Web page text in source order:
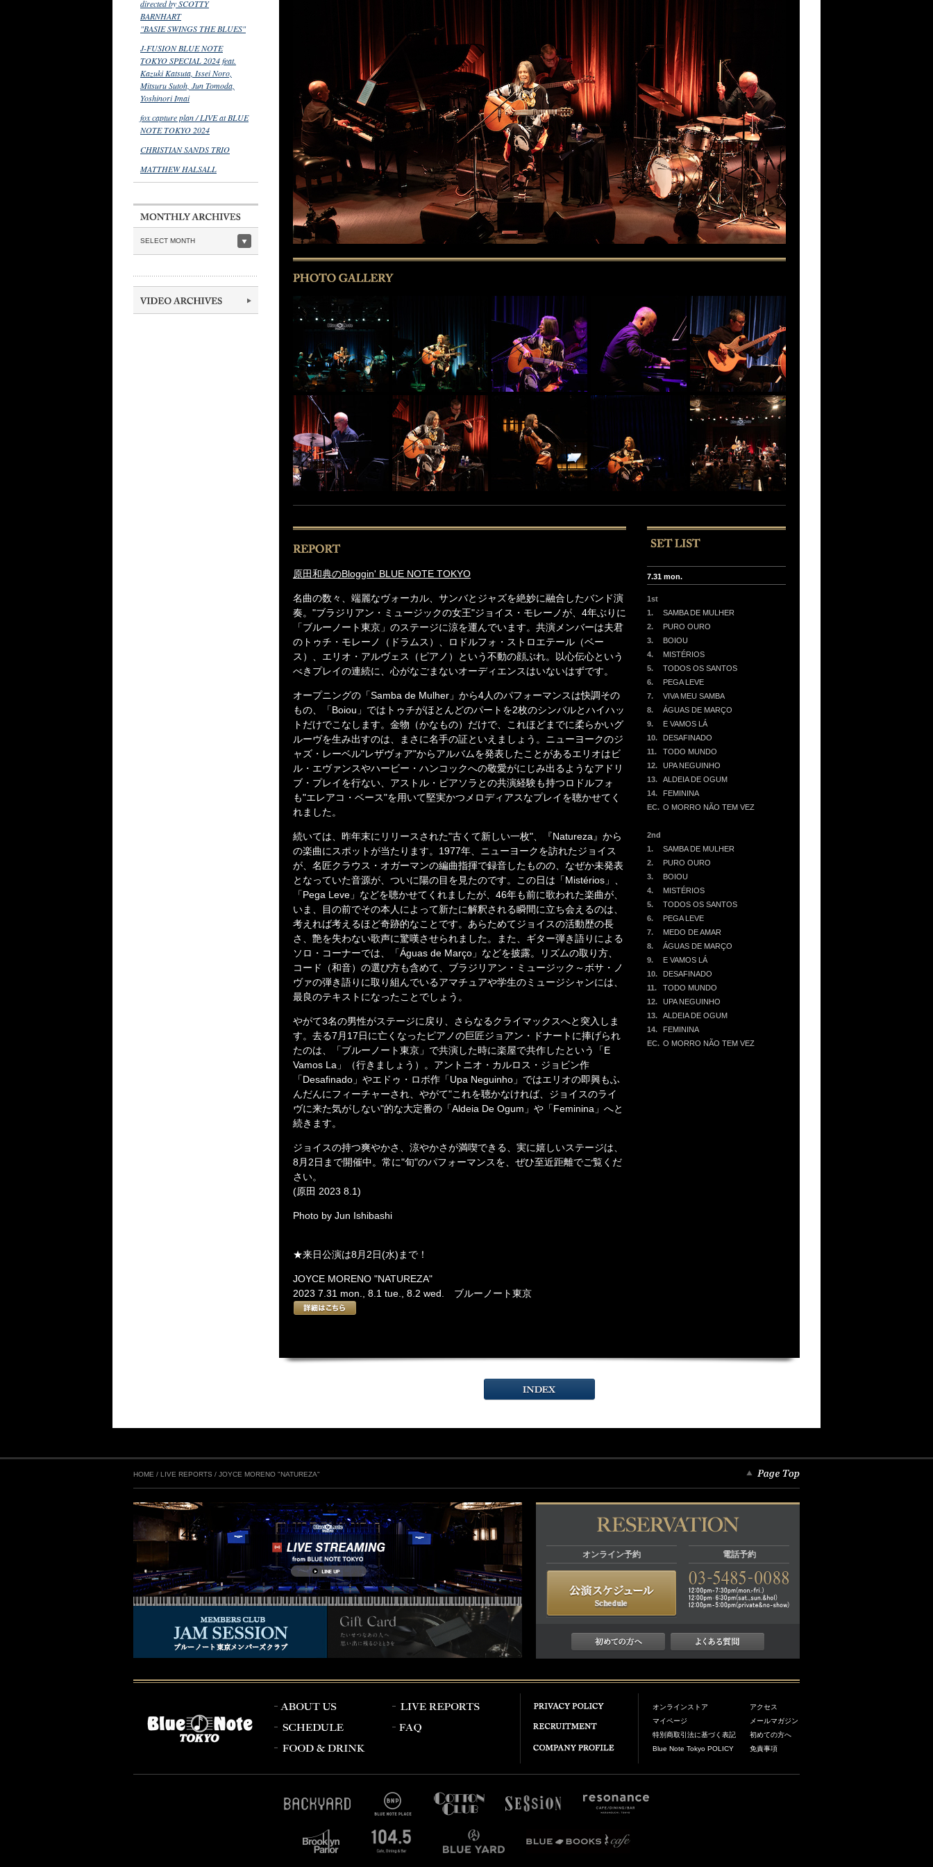
directed by SCOTTY
BARNHART
"BASIE SWINGS THE BLUES"
J-FUSION BLUE NOTE
TOKYO SPECIAL 2024 feat.
Kazuki Katsuta, Issei Noro,
Mitsuru Sutoh, Jun Tomoda,
Yoshinori Imai
fox capture plan / LIVE at BLUE
NOTE TOKYO 2024
CHRISTIAN SANDS TRIO
MATTHEW HALSALL
SELECT MONTH
原田和典のBloggin' BLUE NOTE TOKYO
名曲の数々、端麗なヴォーカル、サンバとジャズを絶妙に融合したバンド演
奏。"ブラジリアン・ミュージックの女王"ジョイス・モレーノが、4年ぶりに
「ブルーノート東京」のステージに涼を運んでいます。共演メンバーは夫君
のトゥチ・モレーノ（ドラムス）、ロドルフォ・ストロエテール（ベー
ス）、エリオ・アルヴェス（ピアノ）という不動の顔ぶれ。以心伝心という
べきプレイの連続に、心がなごまないオーディエンスはいないはずです。
オープニングの「Samba de Mulher」から4人のパフォーマンスは快調その
もの、「Boiou」ではトゥチがほとんどのパートを2枚のシンバルとハイハッ
トだけでこなします。金物（かなもの）だけで、これほどまでに柔らかいグ
ルーヴを生み出すのは、まさに名手の証といえましょう。ニューヨークのジ
ャズ・レーベル"レザヴォア"からアルバムを発表したことがあるエリオはビ
ル・エヴァンスやハービー・ハンコックへの敬愛がにじみ出るようなアドリ
ブ・プレイを行ない、アストル・ピアソラとの共演経験も持つロドルフォ
も"エレアコ・ベース"を用いて堅実かつメロディアスなプレイを聴かせてく
れました。
続いては、昨年末にリリースされた"古くて新しい一枚"、『Natureza』から
の楽曲にスポットが当たります。1977年、ニューヨークを訪れたジョイス
が、名匠クラウス・オガーマンの編曲指揮で録音したものの、なぜか未発表
となっていた音源が、ついに陽の目を見たのです。この日は「Mistérios」、
「Pega Leve」などを聴かせてくれましたが、46年も前に歌われた楽曲が、
いま、目の前でその本人によって新たに解釈される瞬間に立ち会えるのは、
考えれば考えるほど奇跡的なことです。あらためてジョイスの活動歴の長
さ、艶を失わない歌声に驚嘆させられました。また、ギター弾き語りによる
ソロ・コーナーでは、「Águas de Março」などを披露。リズムの取り方、
コード（和音）の選び方も含めて、ブラジリアン・ミュージック～ボサ・ノ
ヴァの弾き語りに取り組んでいるアマチュアや学生のミュージシャンには、
最良のテキストになったことでしょう。
やがて3名の男性がステージに戻り、さらなるクライマックスへと突入しま
す。去る7月17日に亡くなったピアノの巨匠ジョアン・ドナートに捧げられ
たのは、「ブルーノート東京」で共演した時に楽屋で共作したという「E
Vamos La」（行きましょう）。アントニオ・カルロス・ジョビン作
「Desafinado」やエドゥ・ロボ作「Upa Neguinho」ではエリオの即興もふ
んだんにフィーチャーされ、やがて"これを聴かなければ、ジョイスのライ
ヴに来た気がしない"的な大定番の「Aldeia De Ogum」や「Feminina」へと
続きます。
ジョイスの持つ爽やかさ、涼やかさが満喫できる、実に嬉しいステージは、
8月2日まで開催中。常に"旬"のパフォーマンスを、ぜひ至近距離でご覧くだ
さい。
(原田 2023 8.1)
Photo by Jun Ishibashi
★来日公演は8月2日(水)まで！
JOYCE MORENO "NATUREZA"
2023 7.31 mon., 8.1 tue., 8.2 wed. ブルーノート東京
7.31 mon.
1st
1.
SAMBA DE MULHER
2.
PURO OURO
3.
BOIOU
4.
MISTÉRIOS
5.
TODOS OS SANTOS
6.
PEGA LEVE
7.
VIVA MEU SAMBA
8.
ÁGUAS DE MARÇO
9.
E VAMOS LÁ
10.
DESAFINADO
11.
TODO MUNDO
12.
UPA NEGUINHO
13.
ALDEIA DE OGUM
14.
FEMININA
EC. O MORRO NÃO TEM VEZ
2nd
1.
SAMBA DE MULHER
2.
PURO OURO
3.
BOIOU
4.
MISTÉRIOS
5.
TODOS OS SANTOS
6.
PEGA LEVE
7.
MEDO DE AMAR
8.
ÁGUAS DE MARÇO
9.
E VAMOS LÁ
10.
DESAFINADO
11.
TODO MUNDO
12.
UPA NEGUINHO
13.
ALDEIA DE OGUM
14.
FEMININA
EC. O MORRO NÃO TEM VEZ
HOME / LIVE REPORTS / JOYCE MORENO "NATUREZA"
オンライン予約 電話予約
オンラインストア
マイページ
特別商取引法に基づく表記
Blue Note Tokyo POLICY
アクセス
メールマガジン
初めての方へ
免責事項